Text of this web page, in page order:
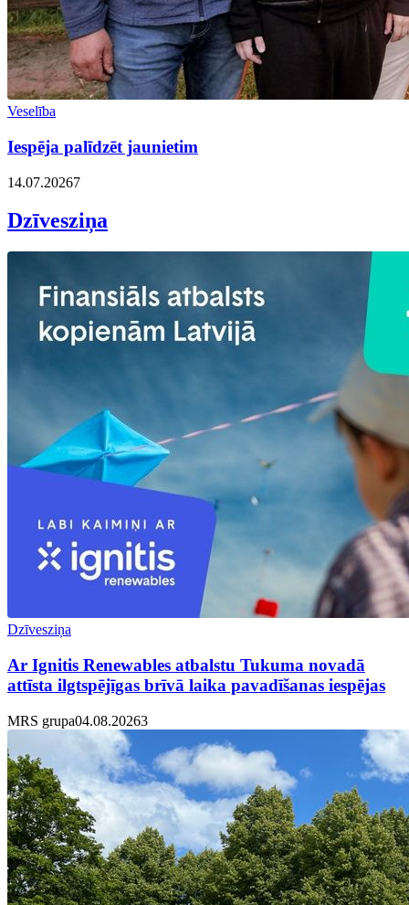
Veselība
Iespēja palīdzēt jaunietim
14.07.20267
Dzīvesziņa
Dzīvesziņa
Ar Ignitis Renewables atbalstu Tukuma novadā
attīsta ilgtspējīgas brīvā laika pavadīšanas iespējas
MRS grupa04.08.20263